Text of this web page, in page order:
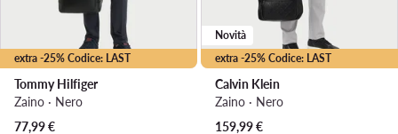
extra -25% Codice: LAST
Tommy Hilfiger
Zaino · Nero
Prezzo attuale
77,99€
extra -25% Codice: LAST
Novità
Calvin Klein
Zaino · Nero
159,99€